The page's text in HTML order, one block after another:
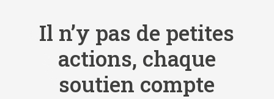
Il n’y pas de petites
actions, chaque
soutien compte